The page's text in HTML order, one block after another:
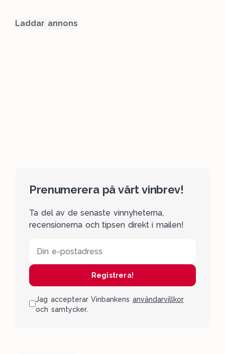
Laddar annons
Prenumerera på vårt vinbrev!
Ta del av de senaste vinnyheterna,
recensionerna och tipsen direkt i mailen!
Din e-postadress
Registrera!
Jag accepterar Vinbankens användarvillkor
och samtycker.